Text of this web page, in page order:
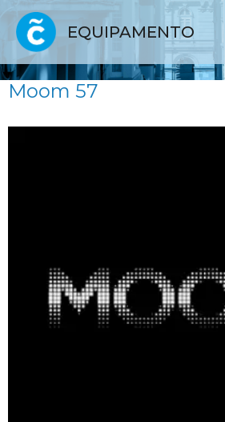
EQUIPAMENTO
Moom 57